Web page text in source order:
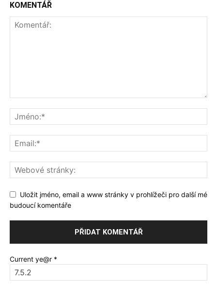
KOMENTÁŘ
Uložit jméno, email a www stránky v prohlížeči pro další mé
budoucí komentáře
Current ye@r *